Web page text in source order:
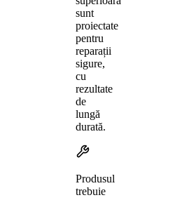
sunt
proiectate
pentru
reparații
sigure,
cu
rezultate
de
lungă
durată.
Produsul
trebuie